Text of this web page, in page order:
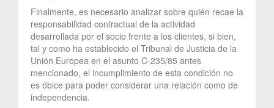
Finalmente, es necesario analizar sobre quién recae la
responsabilidad contractual de la actividad
desarrollada por el socio frente a los clientes, si bien,
tal y como ha establecido el Tribunal de Justicia de la
Unión Europea en el asunto C-235/85 antes
mencionado, el incumplimiento de esta condición no
es óbice para poder considerar una relación como de
independencia.